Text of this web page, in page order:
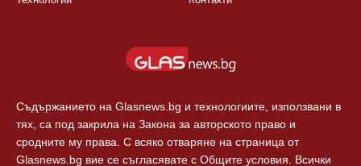
Съдържанието на Glasnews.bg и технологиите, използвани в
тях, са под закрила на Закона за авторското право и
сродните му права. С всяко отваряне на страница от
Glasnews.bg вие се съгласявате с Общите условия. Всички